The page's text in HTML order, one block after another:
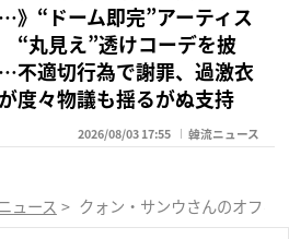
》“ドーム即完”アーティス
“丸見え”透けコーデを披
不適切行為で謝罪、過激衣
度々物議も揺るがぬ支持
2026/08/03 17:55 韓流ニュース
ュース > クォン・サンウさんのオフ